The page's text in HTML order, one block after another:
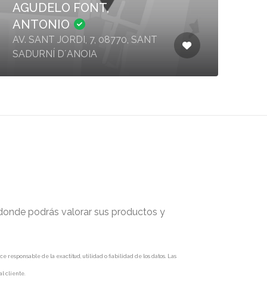
AGUDELO FONT,
ANTONIO
AV. SANT JORDI, 7, 08770, SANT
SADURNÍ D´ANOIA
podrás valorar sus productos y
responsable de la exactitud, utilidad o fiabilidad de los datos. Las
cliente.